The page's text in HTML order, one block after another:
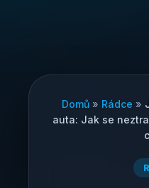
Domů» Rádce »
auta: Jak se